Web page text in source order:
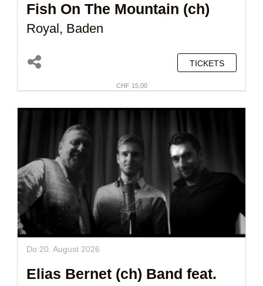
Fish On The Mountain (ch)
Royal, Baden
TICKETS
CHF 15.00
Do 20. August 2026
Elias Bernet (ch) Band feat.